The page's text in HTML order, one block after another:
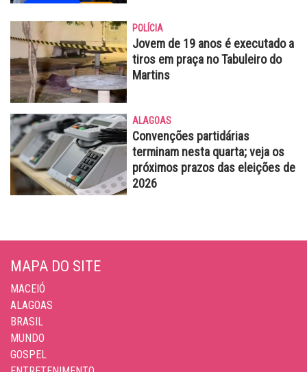
POLÍCIA
Jovem de 19 anos é executado a
tiros em praça no Tabuleiro do
Martins
ALAGOAS
Convenções partidárias
terminam nesta quarta; veja os
próximos prazos das eleições de
2026
MAPA DO SITE
MACEIÓ
ALAGOAS
BRASIL
MUNDO
GOSPEL